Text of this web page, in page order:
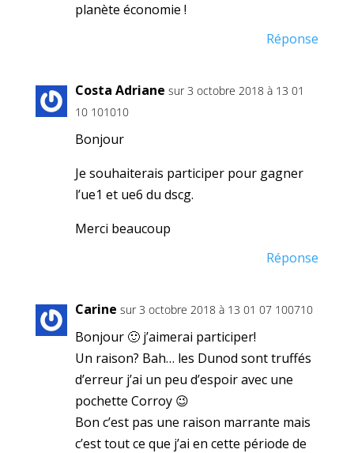
planète économie !
Réponse
Costa Adriane sur 3 octobre 2018 à 13 01
10 101010
Bonjour
Je souhaiterais participer pour gagner
l’ue1 et ue6 du dscg.
Merci beaucoup
Réponse
Carine sur 3 octobre 2018 à 13 01 07 100710
Bonjour 🙂 j’aimerai participer!
Un raison? Bah… les Dunod sont truffés
d’erreur j’ai un peu d’espoir avec une
pochette Corroy 😉
Bon c’est pas une raison marrante mais
c’est tout ce que j’ai en cette période de